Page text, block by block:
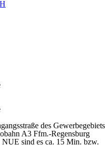
des Gewerbegebiets
A3 Ffm.-Regensburg
sind es ca. 15 Min. bzw.